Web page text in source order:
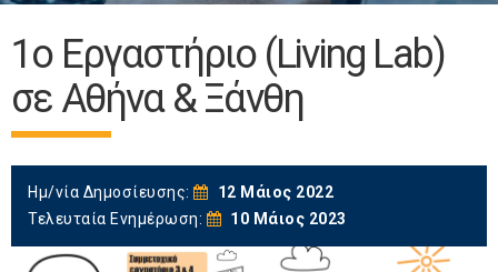
1ο Εργαστήριο (Living Lab)
σε Αθήνα & Ξάνθη
Ημ/νία Δημοσίευσης:
12 Μάιος 2022
Τελευταία Ενημέρωση:
10 Μάιος 2023